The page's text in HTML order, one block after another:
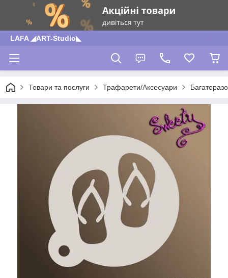
LAFA ◢ART-Studio◣
Товари та послуги Трафарети/Аксесуари